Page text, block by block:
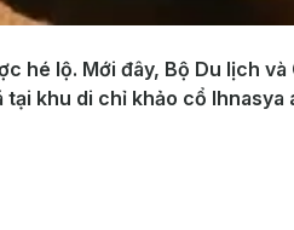
hé lộ. Mới đây, Bộ Du lịch
khu di chỉ khảo cổ